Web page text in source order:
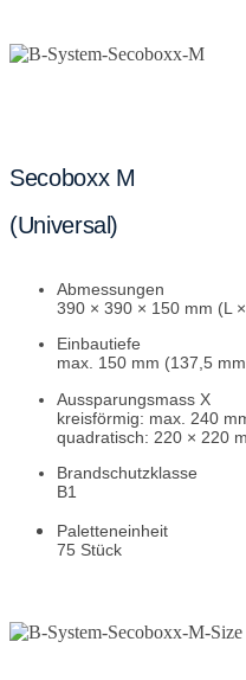
Secoboxx M
(Universal)
Abmessungen
390 × 390 × 150 mm (L
Einbautiefe
max. 150 mm (137,5
Aussparungsmass X
kreisförmig: max. 240
quadratisch: 220 × 220
Brandschutzklasse
B1
Paletteneinheit
75 Stück